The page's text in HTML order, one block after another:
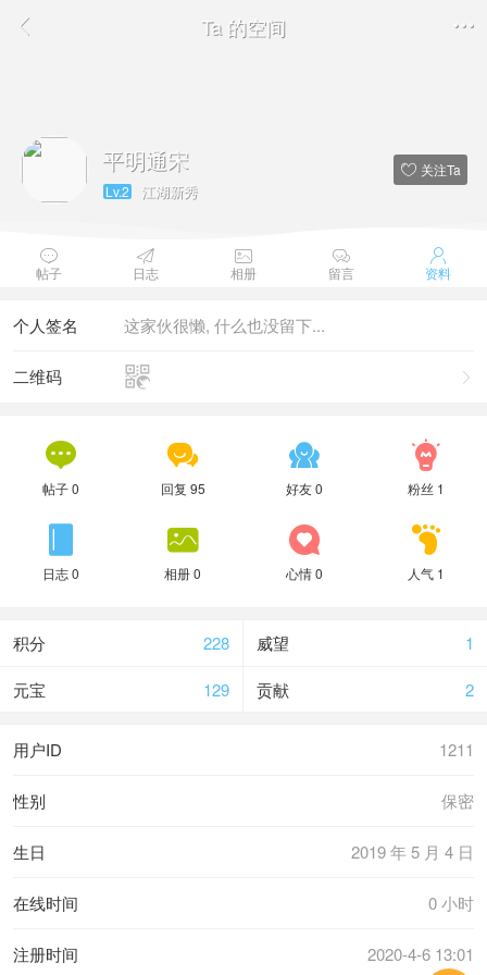
 Ta 的空间 
 关注Ta
平明通宋
Lv.2 江湖新秀

帖子

日志

相册

留言

资料
这家伙很懒, 什么也没留下...
个人签名


二维码

帖子 0

回复 95

好友 0

粉丝 1

日志 0

相册 0

心情 0

人气 1
228
积分 1
威望
129
元宝 2
贡献
1211
用户ID
保密
性别
2019 年 5 月 4 日
生日
0 小时
在线时间
2020-4-6 13:01
注册时间